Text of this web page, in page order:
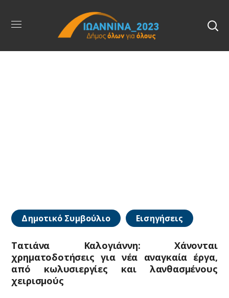
Δημοτικό Συμβούλιο Εισηγήσεις
Τατιάνα Καλογιάννη: Χάνονται
χρηματοδοτήσεις για νέα αναγκαία έργα,
από κωλυσιεργίες και λανθασμένους
χειρισμούς